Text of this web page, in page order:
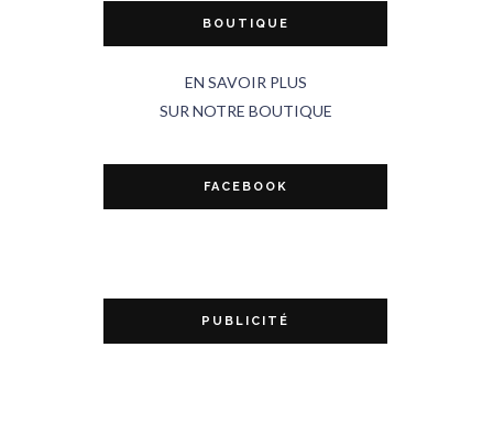
BOUTIQUE
EN SAVOIR PLUS
SUR NOTRE BOUTIQUE
FACEBOOK
PUBLICITÉ